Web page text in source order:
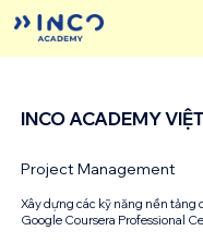
INCO ACADEMY
Project Management
Xây dựng các kỹ năng nền tảng
Google Coursera Professional